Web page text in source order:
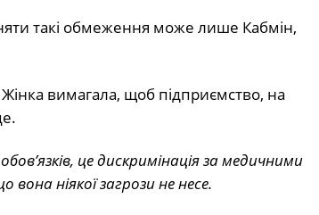
такі обмеження може лише Кабмін,
вимагала, щоб підприємство, на
це дискримінація за медичними
ніякої загрози не несе.